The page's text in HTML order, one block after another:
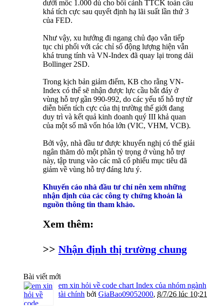
dưới mốc 1.000 dù cho bối cảnh TTCK toàn cầu
khá tích cực sau quyết định hạ lãi suất lần thứ 3
của FED.
Như vậy, xu hướng đi ngang chủ đạo vẫn tiếp
tục chi phối với các chỉ số động lượng hiện vẫn
khá trung tính và VN-Index đã quay lại trong dải
Bollinger 2SD.
Trong kịch bản giảm điểm, KB cho rằng VN-
Index có thể sẽ nhận được lực cầu bắt đáy ở
vùng hỗ trợ gần 990-992, do các yếu tố hỗ trợ từ
diễn biến tích cực của thị trường thế giới đang
duy trì và kết quả kinh doanh quý III khả quan
của một số mã vốn hóa lớn (VIC, VHM, VCB).
Bởi vậy, nhà đầu tư được khuyến nghị có thể giải
ngân thăm dò một phần tỷ trọng ở vùng hỗ trợ
này, tập trung vào các mã cổ phiếu mục tiêu đã
giảm về vùng hỗ trợ đáng lưu ý.
Khuyến cáo nhà đầu tư chỉ nên xem những
nhận định của các công ty chứng khoán là
nguồn thông tin tham khảo.
Xem thêm:
>> Nhận định thị trường chung
Bài viết mới
em xin hỏi về code chart Index của nhóm ngành
tài chính bởi GiaBao09052000, 8/7/26 lúc 10:21